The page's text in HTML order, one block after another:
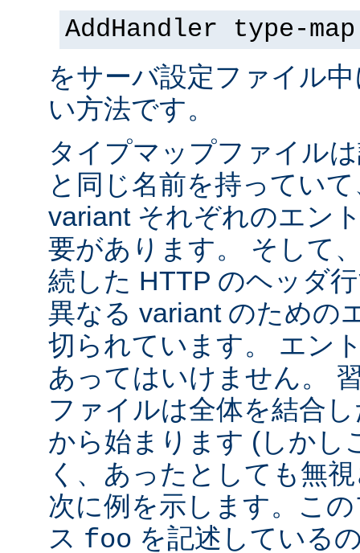
AddHandler type-
をサーバ設定ファイル
い方法です。
タイプマップファイル
と同じ名前を持ってい
variant それぞれのエン
要があります。 そして
続した HTTP のヘッダ
異なる variant のための
切られています。 エン
あってはいけません。
ファイルは全体を結合
から始まります (しかし
く、あったとしても無
次に例を示します。こ
ス foo を記述している